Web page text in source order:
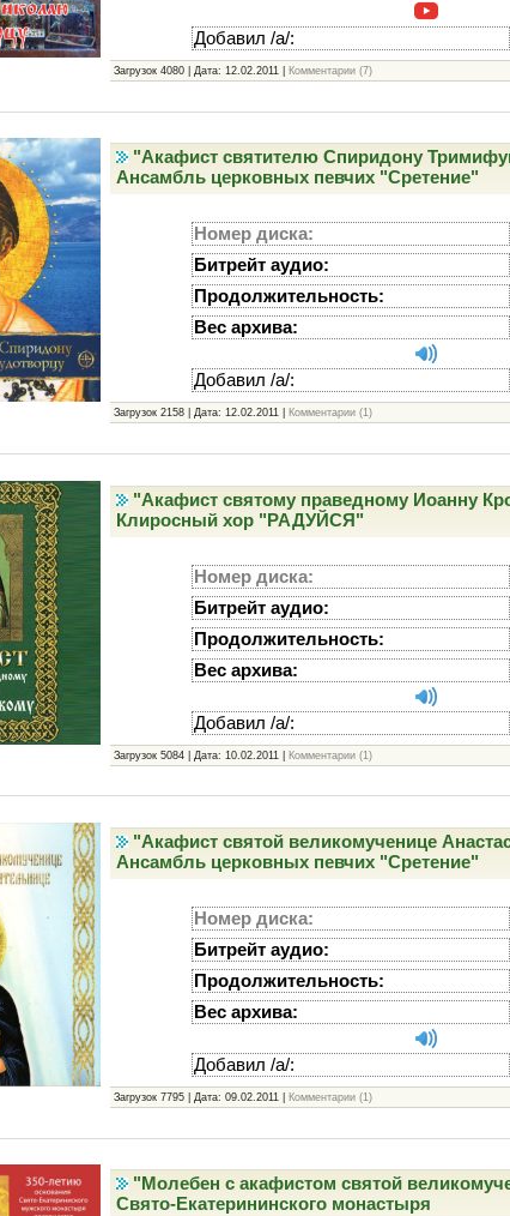
Добавил /а/:
Загрузок 4080 | Дата:12.02.2011 Комментарии (7)
"Акафист святителю Спиридону
Ансамбль церковных певчих "Сретение"
Номер диска:
Битрейт аудио:
Продолжительность:
Вес архива:
Добавил /а/:
Загрузок 2158 | Дата:12.02.2011 Комментарии (1)
"Акафист святому праведному Иоанну
Клиросный хор "РАДУЙСЯ"
Номер диска:
Битрейт аудио:
Продолжительность:
Вес архива:
Добавил /а/:
Загрузок 5084 | Дата:10.02.2011 Комментарии (1)
"Акафист святой великомученице
Ансамбль церковных певчих "Сретение"
Номер диска:
Битрейт аудио:
Продолжительность:
Вес архива:
Добавил /а/:
Загрузок 7795 | Дата:09.02.2011 Комментарии (1)
"Молебен с акафистом святой
Свято-Екатерининского монастыря